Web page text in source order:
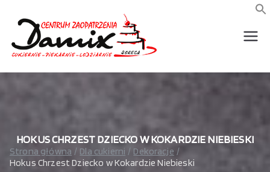
treści
wszystko
gastrono
wszystko dla piekarni,
HOKUS CHRZEST DZIECKO W KOKARDZIE NIEBIESKI
Strona główna Dla cukierni
Dekoracje
Hokus Chrzest Dziecko w Kokardzie Niebieski